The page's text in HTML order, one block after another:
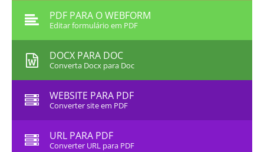
PDF PARA O WEBFORM
Editar formulário em PDF
DOCX PARA DOC
Converta Docx para Doc
WEBSITE PARA PDF
Converter site em PDF
URL PARA PDF
Converter URL para PDF